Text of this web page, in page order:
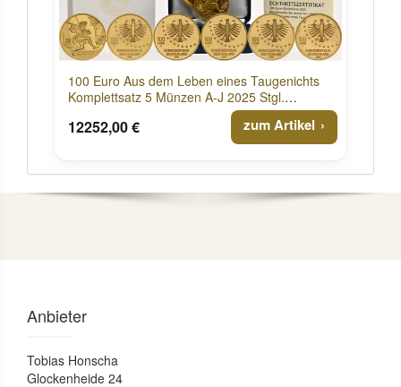
100 Euro Aus dem Leben eines Taugenichts
Komplettsatz 5 Münzen A-J 2025 Stgl.
12252,00 € zum Artikel
Anbieter
Tobias Honscha
Glockenheide 24